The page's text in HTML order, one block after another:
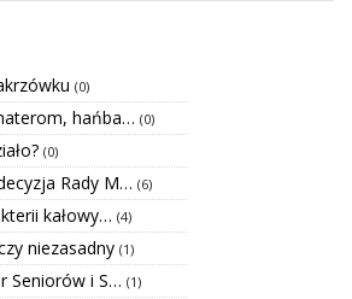
(0)
hańba… (0)
(0)
Rady M… (6)
kałowy… (4)
niezasadny (1)
Seniorów i S… (1)